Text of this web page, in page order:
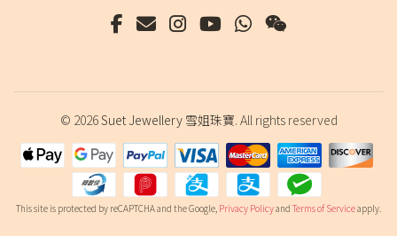
© 2026Suet Jewellery 雪姐珠寶. All rights reserved
This site is protected by reCAPTCHA and the Google, Privacy Policyand Terms of Serviceapply.